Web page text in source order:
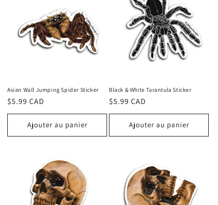
Asian Wall Jumping Spider Sticker
Prix
habituel
$5.99 CAD
Ajouter au panier
Black & White Tarantula Sticker
Prix
habituel
$5.99 CAD
Ajouter au panier